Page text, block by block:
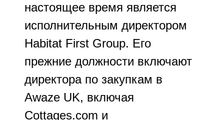
настоящее время является
исполнительным директором
Habitat First Group. Его
прежние должности включают
директора по закупкам в
Awaze UK, включая
Cottages.com и